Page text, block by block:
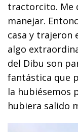
tractorcito. Me
manejar.
casa y trajeron
algo
del Dibu son
fantástica que
la hubiésemos
hubiera salido